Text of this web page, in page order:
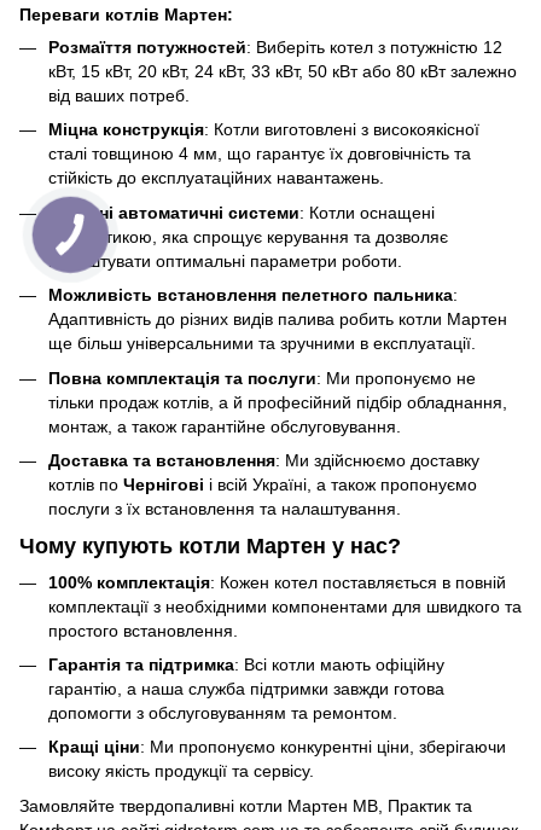
Переваги котлів Мартен:
Розмаїття потужностей: Виберіть котел з потужністю 12
кВт, 15 кВт, 20 кВт, 24 кВт, 33 кВт, 50 кВт або 80 кВт залежно
від ваших потреб.
Міцна конструкція: Котли виготовлені з високоякісної
сталі товщиною 4 мм, що гарантує їх довговічність та
стійкість до експлуатаційних навантажень.
Сучасні автоматичні системи: Котли оснащені
автоматикою, яка спрощує керування та дозволяє
налаштувати оптимальні параметри роботи.
Можливість встановлення пелетного пальника:
Адаптивність до різних видів палива робить котли Мартен
ще більш універсальними та зручними в експлуатації.
Повна комплектація та послуги: Ми пропонуємо не
тільки продаж котлів, а й професійний підбір обладнання,
монтаж, а також гарантійне обслуговування.
Доставка та встановлення: Ми здійснюємо доставку
котлів по Чернігові і всій Україні, а також пропонуємо
послуги з їх встановлення та налаштування.
Чому купують котли Мартен у нас?
100% комплектація: Кожен котел поставляється в повній
комплектації з необхідними компонентами для швидкого та
простого встановлення.
Гарантія та підтримка: Всі котли мають офіційну
гарантію, а наша служба підтримки завжди готова
допомогти з обслуговуванням та ремонтом.
Кращі ціни: Ми пропонуємо конкурентні ціни, зберігаючи
високу якість продукції та сервісу.
Замовляйте твердопаливні котли Мартен МВ, Практик та